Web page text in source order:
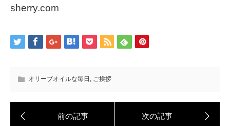
sherry.com
オリーブオイルな毎日 , ご挨拶